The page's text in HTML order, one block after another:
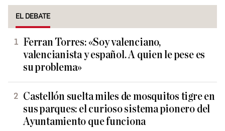
EL DEBATE
Ferran Torres: «Soy valenciano,
valencianista y español. A quien le pese es
su problema»
Castellón suelta miles de mosquitos tigre en
sus parques: el curioso sistema pionero del
Ayuntamiento que funciona